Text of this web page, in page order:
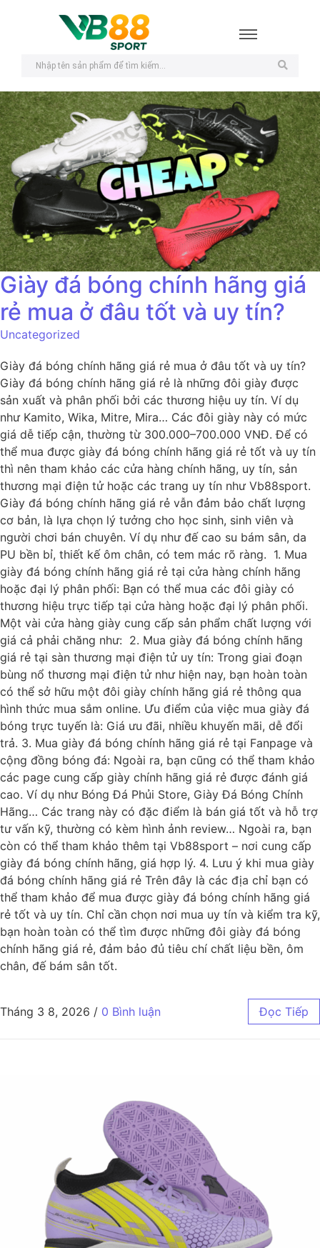
Giày đá bóng chính hãng giá
rẻ mua ở đâu tốt và uy tín?
Uncategorized
Giày đá bóng chính hãng giá rẻ mua ở đâu tốt và uy tín?
Giày đá bóng chính hãng giá rẻ là những đôi giày được
sản xuất và phân phối bởi các thương hiệu uy tín. Ví dụ
như Kamito, Wika, Mitre, Mira… Các đôi giày này có mức
giá dễ tiếp cận, thường từ 300.000–700.000 VNĐ. Để có
thể mua được giày đá bóng chính hãng giá rẻ tốt và uy tín
thì nên tham khảo các cửa hàng chính hãng, uy tín, sản
thương mại điện tử hoặc các trang uy tín như Vb88sport.
Giày đá bóng chính hãng giá rẻ vẫn đảm bảo chất lượng
cơ bản, là lựa chọn lý tưởng cho học sinh, sinh viên và
người chơi bán chuyên. Ví dụ như đế cao su bám sân, da
PU bền bỉ, thiết kế ôm chân, có tem mác rõ ràng. 1. Mua
giày đá bóng chính hãng giá rẻ tại cửa hàng chính hãng
hoặc đại lý phân phối: Bạn có thể mua các đôi giày có
thương hiệu trực tiếp tại cửa hàng hoặc đại lý phân phối.
Một vài cửa hàng giày cung cấp sản phẩm chất lượng với
giá cả phải chăng như: 2. Mua giày đá bóng chính hãng
giá rẻ tại sàn thương mại điện tử uy tín: Trong giai đoạn
bùng nổ thương mại điện tử như hiện nay, bạn hoàn toàn
có thể sở hữu một đôi giày chính hãng giá rẻ thông qua
hình thức mua sắm online. Ưu điểm của việc mua giày đá
bóng trực tuyến là: Giá ưu đãi, nhiều khuyến mãi, dễ đổi
trả. 3. Mua giày đá bóng chính hãng giá rẻ tại Fanpage và
cộng đồng bóng đá: Ngoài ra, bạn cũng có thể tham khảo
các page cung cấp giày chính hãng giá rẻ được đánh giá
cao. Ví dụ như Bóng Đá Phủi Store, Giày Đá Bóng Chính
Hãng… Các trang này có đặc điểm là bán giá tốt và hỗ trợ
tư vấn kỹ, thường có kèm hình ảnh review… Ngoài ra, bạn
còn có thể tham khảo thêm tại Vb88sport – nơi cung cấp
giày đá bóng chính hãng, giá hợp lý. 4. Lưu ý khi mua giày
đá bóng chính hãng giá rẻ Trên đây là các địa chỉ bạn có
thể tham khảo để mua được giày đá bóng chính hãng giá
rẻ tốt và uy tín. Chỉ cần chọn nơi mua uy tín và kiểm tra kỹ,
bạn hoàn toàn có thể tìm được những đôi giày đá bóng
chính hãng giá rẻ, đảm bảo đủ tiêu chí chất liệu bền, ôm
chân, đế bám sân tốt.
Tháng 3 8, 2026 / 0 Bình luận Đọc Tiếp